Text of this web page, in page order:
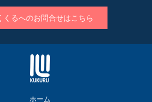
くるへのお問合せはこちら
ホーム